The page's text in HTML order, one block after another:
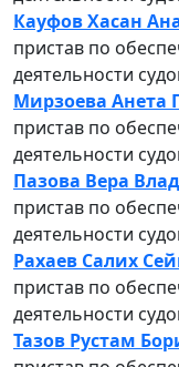
Кауфов Хасан
пристав по
деятельности
Мирзоева Анета
пристав по
деятельности
Пазова Вера
пристав по
деятельности
Рахаев Салих
пристав по
деятельности
Тазов Рустам